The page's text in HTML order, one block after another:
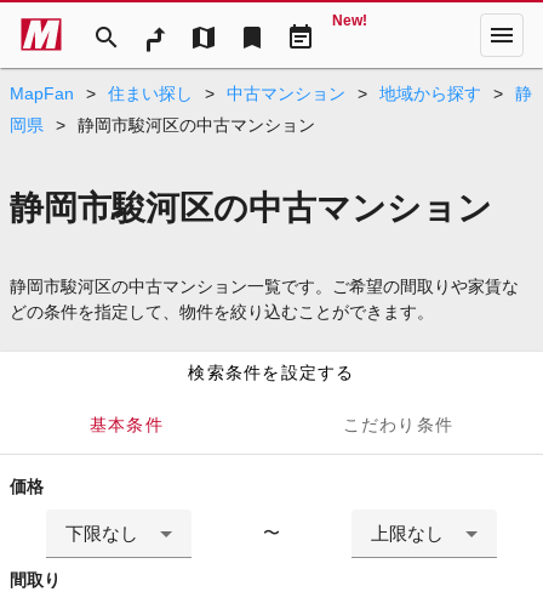
search map bookmark event_note
New! menu
MapFan > 住まい探し > 中古マンション > 地域から探す >
静
岡県
> 静岡市駿河区の中古マンション
静岡市駿河区の中古マンション
静岡市駿河区の中古マンション一覧です。ご希望の間取りや家賃な
どの条件を指定して、物件を絞り込むことができます。
検索条件を設定する
基本条件 こだわり条件
価格
下限なし 〜 上限なし
間取り